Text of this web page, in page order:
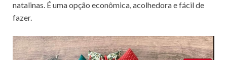
natalinas. É uma opção econômica, acolhedora e fácil de
fazer.